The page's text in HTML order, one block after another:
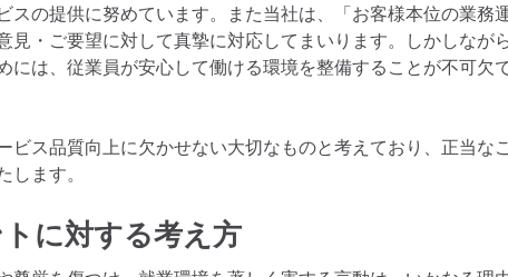
スの提供に努めています。また当社は、「お客様本位の業務
見・ご要望に対して真摯に対応してまいります。しかしなが
には、従業員が安心して働ける環境を整備することが不可欠
ビス品質向上に欠かせない大切なものと考えており、正当な
ます。
に対する考え方